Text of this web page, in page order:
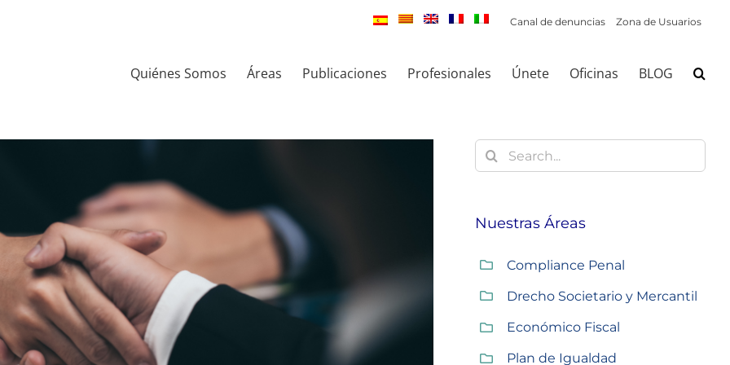
Canal de denuncias Zona de Usuarios
Quiénes Somos Áreas Publicaciones Profesionales Únete Oficinas BLOG
Buscar:
Nuestras Áreas
Compliance Penal
Drecho Societario y Mercantil
Económico Fiscal
Plan de Igualdad